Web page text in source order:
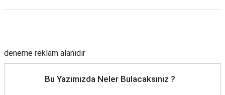
deneme reklam alanıdır
Bu Yazımızda Neler Bulacaksınız ?